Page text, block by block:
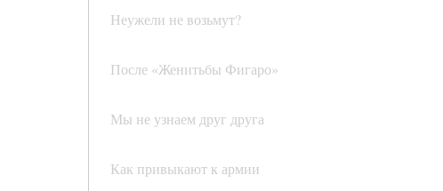
Неужели не возьмут?
После «Женитьбы Фигаро»
Мы не узнаем друг друга
Как привыкают к армии